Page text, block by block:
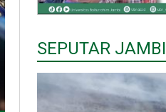
SEPUTAR JAMBI